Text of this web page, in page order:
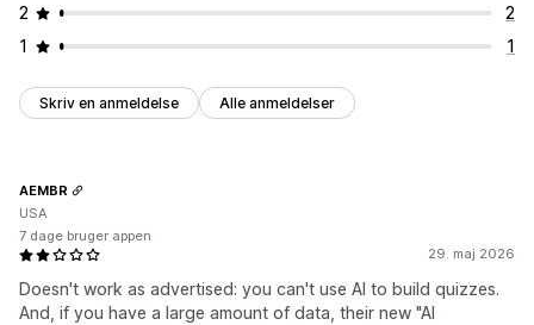
2
2
1
1
Skriv en anmeldelse Alle anmeldelser
29. maj 2026
Doesn't work as advertised: you can't use AI to build quizzes.
And, if you have a large amount of data, their new "AI
AEMBR
USA
7 dage bruger appen